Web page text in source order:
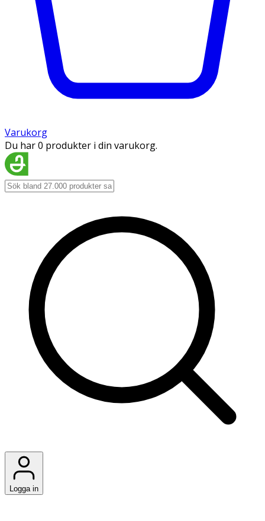
Varukorg
Du har 0 produkter i din varukorg.
Logga in